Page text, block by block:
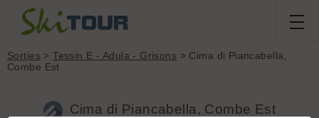
Sorties >Tessin E - Adula - Grisons > Cima di Piancabella,
Combe Est
Cima di Piancabella, Combe Est